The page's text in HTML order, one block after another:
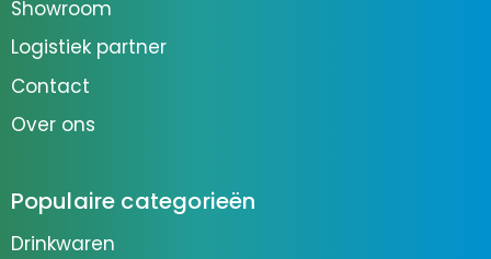
Showroom
Logistiek partner
Contact
Over ons
Populaire categorieën
Drinkwaren